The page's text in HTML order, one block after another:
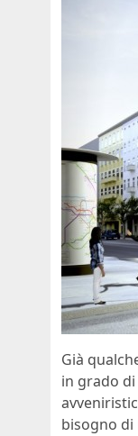
Già
in grado
bisogno